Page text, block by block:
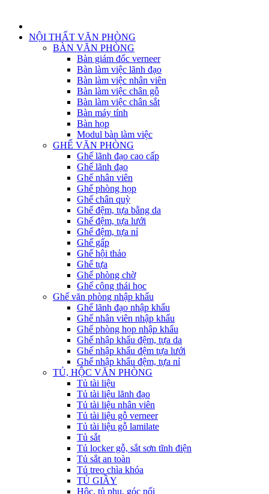
NỘI THẤT VĂN PHÒNG
BÀN VĂN PHÒNG
Bàn giám đốc verneer
Bàn làm việc lãnh đạo
Bàn làm việc nhân viên
Bàn làm việc chân gỗ
Bàn làm việc chân sắt
Bàn máy tính
Bàn họp
Modul bàn làm việc
GHẾ VĂN PHÒNG
Ghế lãnh đạo cao cấp
Ghế lãnh đạo
Ghế nhân viên
Ghế phòng họp
Ghế chân quỳ
Ghế đệm, tựa bằng da
Ghế đệm, tựa lưới
Ghế đệm, tựa nỉ
Ghế gấp
Ghế hội thảo
Ghế tựa
Ghế phòng chờ
Ghế công thái học
Ghế văn phòng nhập khẩu
Ghế lãnh đạo nhập khẩu
Ghế nhân viên nhập khẩu
Ghế phòng họp nhập khẩu
Ghế nhập khẩu đệm, tựa da
Ghế nhập khẩu đệm tựa lưới
Ghế nhập khẩu đệm, tựa nỉ
TỦ, HỘC VĂN PHÒNG
Tủ tài liệu
Tủ tài liệu lãnh đạo
Tủ tài liệu nhân viên
Tủ tài liệu gỗ verneer
Tủ tài liệu gỗ lamilate
Tủ sắt
Tủ locker gỗ, sắt sơn tĩnh điện
Tủ sắt an toàn
Tủ treo chìa khóa
TỦ GIẦY
Hộc, tủ phụ, góc nối